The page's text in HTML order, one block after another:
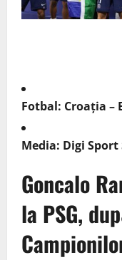
Fotbal: Croația –
Media: Digi Sport
Goncalo
la PSG,